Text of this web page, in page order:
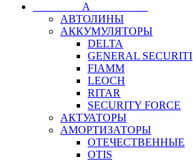
⠀⠀⠀⠀⠀⠀А⠀⠀⠀⠀⠀⠀⠀
АВТОЛИНЫ
АККУМУЛЯТОРЫ
DELTA
GENERAL SECURITI
FIAMM
LEOCH
RITAR
SECURITY FORCE
АКТУАТОРЫ
АМОРТИЗАТОРЫ
ОТЕЧЕСТВЕННЫЕ
OTIS